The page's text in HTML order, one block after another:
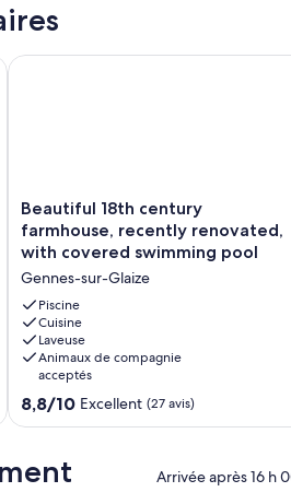
fournis, merci de venir avec les
traversin.
c'est le montant maximum qui sera
linge sont à disposition sur
à moins de 100 mètres.
sont tout prêts.
moins d'un km ( 3 mn en voiture, 10 mn à
Beautiful
18th
century
recently
renovated,
with
covered
swimming
pool
Gennes-
sur-
Beautiful 18th century
farmhouse, recently renovated,
with covered swimming pool
Gennes-sur-Glaize
Piscine
Cuisine
Laveuse
Animaux de compagnie
acceptés
8.8
sur
Excellent,
(27 avis)
8,8/10 Excellent (27 avis)
Beautiful 18th century farmhouse,
Arrivée après 16 h